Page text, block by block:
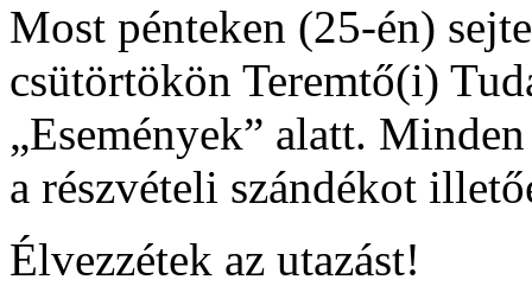
Most pénteken (25-én)
csütörtökön Teremtő(i)
„Események” alatt.
a részvételi szándékot
Élvezzétek az utazást!